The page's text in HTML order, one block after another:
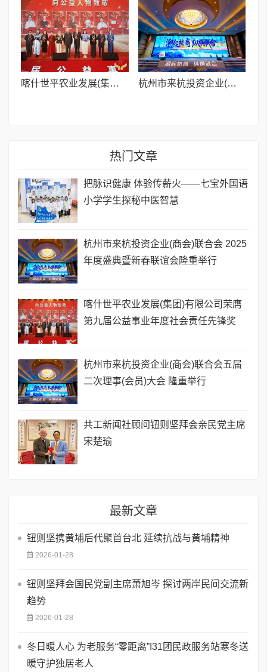
喀什世平农业发展(集团)有限公司荣膺第九届公益事业年度社会责任先锋奖 杭州市来杭投资企业(商会)联合会五届二次理事(会员)大会 隆重举行
热门文章
把脉识健康 体验传薪火——七宝外国语
小学学生探秘中医智慧
杭州市来杭投资企业(商会)联合会 2025
年度盛典暨新春联谊会隆重举行
喀什世平农业发展(集团)有限公司荣膺
第九届公益事业年度社会责任先锋奖
杭州市来杭投资企业(商会)联合会五届
二次理事(会员)大会 隆重举行
共工新闻社顾问钮则坚拜会亲民党主席
宋楚瑜
最新文章
钮则坚携黄埔后代聚首台北 延续抗战与黄埔精神
2026-01-28
钮则坚拜会国民党副主席萧旭岑 探讨两岸民间交流新
趋势
2026-01-28
冬日暖人心 为老服务“零距离”I31团民政服务站寒冬送
暖守护独居老人